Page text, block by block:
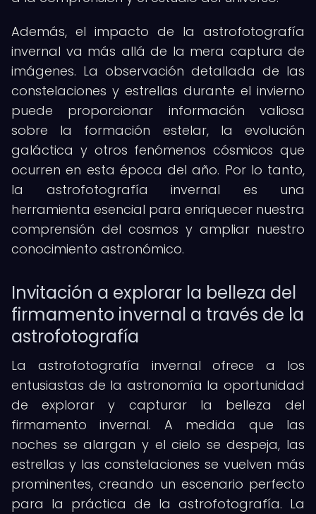
Además, el impacto de la astrofotografía
invernal va más allá de la mera captura de
imágenes. La observación detallada de las
constelaciones y estrellas durante el invierno
puede proporcionar información valiosa
sobre la formación estelar, la evolución
galáctica y otros fenómenos cósmicos que
ocurren en esta época del año. Por lo tanto,
la astrofotografía invernal es una
herramienta esencial para enriquecer nuestra
comprensión del cosmos y ampliar nuestro
conocimiento astronómico.
Invitación a explorar la belleza del
firmamento invernal a través de la
astrofotografía
La astrofotografía invernal ofrece a los
entusiastas de la astronomía la oportunidad
de explorar y capturar la belleza del
firmamento invernal. A medida que las
noches se alargan y el cielo se despeja, las
estrellas y las constelaciones se vuelven más
prominentes, creando un escenario perfecto
para la práctica de la astrofotografía. La